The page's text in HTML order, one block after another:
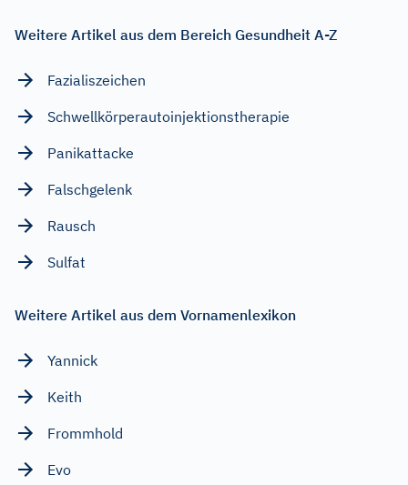
Weitere Artikel aus dem Bereich Gesundheit A-Z
Fazialiszeichen
Schwellkörperautoinjektionstherapie
Panikattacke
Falschgelenk
Rausch
Sulfat
Weitere Artikel aus dem Vornamenlexikon
Yannick
Keith
Frommhold
Evo